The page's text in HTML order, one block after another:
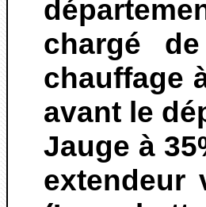
chargé
chauffage
avant le
Jauge à
extendeur